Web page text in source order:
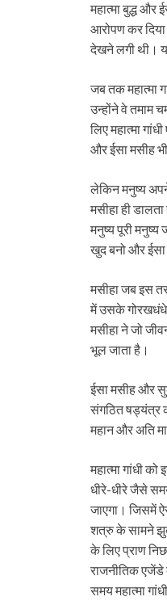
महात्मा बुद्ध और
आरोपण कर
देखने लगी थी।
जब तक महात्मा
उन्होंने वे तमाम
लिए महात्मा
और ईसा मसीह
लेकिन मनुष्य
मसीहा ही
मनुष्य पूरी मनुष्य
खुद बनो और
मसीहा जब इस
में उसके गोरखधंधे
मसीहा ने जो
भूल जाता है।
ईसा मसीह और
संगठित षड्यंत्र
महान और अति
महात्मा गांधी
धीरे-धीरे जैसे
जाएगा। जिसमें
शत्रु के सामने
के लिए प्राण
राजनीतिक
समय महात्मा